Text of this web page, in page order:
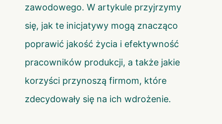
zawodowego. W artykule przyjrzymy
się, jak te inicjatywy mogą znacząco
poprawić jakość życia i efektywność
pracowników produkcji, a także jakie
korzyści przynoszą firmom, które
zdecydowały się na ich wdrożenie.